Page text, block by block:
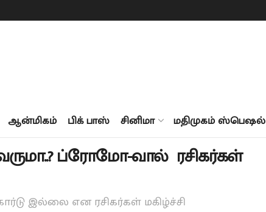
ஆன்மிகம் பிக் பாஸ் சினிமா மதிமுகம் ஸ்பெஷல்
வருமா..? ப்ரோமோ-வால் ரசிகர்கள்
இல்லை என ரசிகர்கள் மகிழ்ச்சி